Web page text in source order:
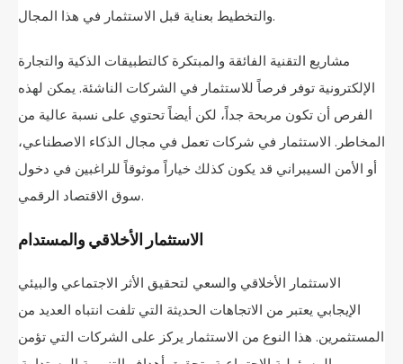
والتخطيط بعناية قبل الاستثمار في هذا المجال.
مشاريع التقنية الفائقة والمبتكرة كالتطبيقات الذكية والتجارة
الإلكترونية توفر فرصاً للاستثمار في الشركات الناشئة. يمكن لهذه
الفرص أن تكون مربحة جداً، لكن أيضاً تحتوي على نسبة عالية من
المخاطر. الاستثمار في شركات تعمل في مجال الذكاء الاصطناعي،
أو الأمن السيبراني قد يكون كذلك خياراً موثوقاً للراغبين في دخول
سوق الاقتصاد الرقمي.
الاستثمار الأخلاقي والمستدام
الاستثمار الأخلاقي والسعي لتحقيق الأثر الاجتماعي والبيئي
الإيجابي يعتبر من الاتجاهات الحديثة التي تلفت انتباه العديد من
المستثمرين. هذا النوع من الاستثمار يركز على الشركات التي تؤمن